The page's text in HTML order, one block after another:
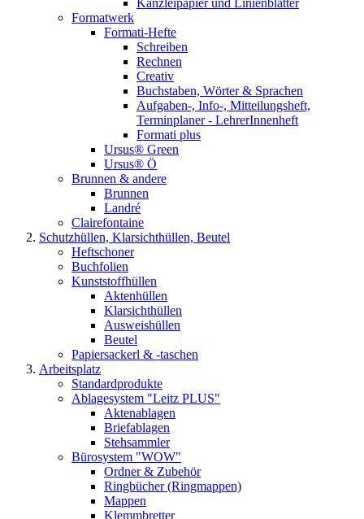
Kanzleipapier und Linienblätter
Formatwerk
Formati-Hefte
Schreiben
Rechnen
Creativ
Buchstaben, Wörter & Sprachen
Aufgaben-, Info-, Mitteilungsheft,
Terminplaner - LehrerInnenheft
Formati plus
Ursus® Green
Ursus® Ö
Brunnen & andere
Brunnen
Landré
Clairefontaine
Schutzhüllen, Klarsichthüllen, Beutel
Heftschoner
Buchfolien
Kunststoffhüllen
Aktenhüllen
Klarsichthüllen
Ausweishüllen
Beutel
Papiersackerl & -taschen
Arbeitsplatz
Standardprodukte
Ablagesystem "Leitz PLUS"
Aktenablagen
Briefablagen
Stehsammler
Bürosystem "WOW"
Ordner & Zubehör
Ringbücher (Ringmappen)
Mappen
Klemmbretter